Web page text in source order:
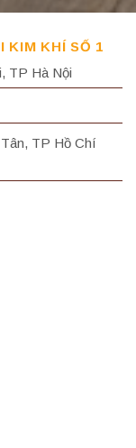
KIM KHÍ SỐ 1
TP Hà Nội
TP Hồ Chí